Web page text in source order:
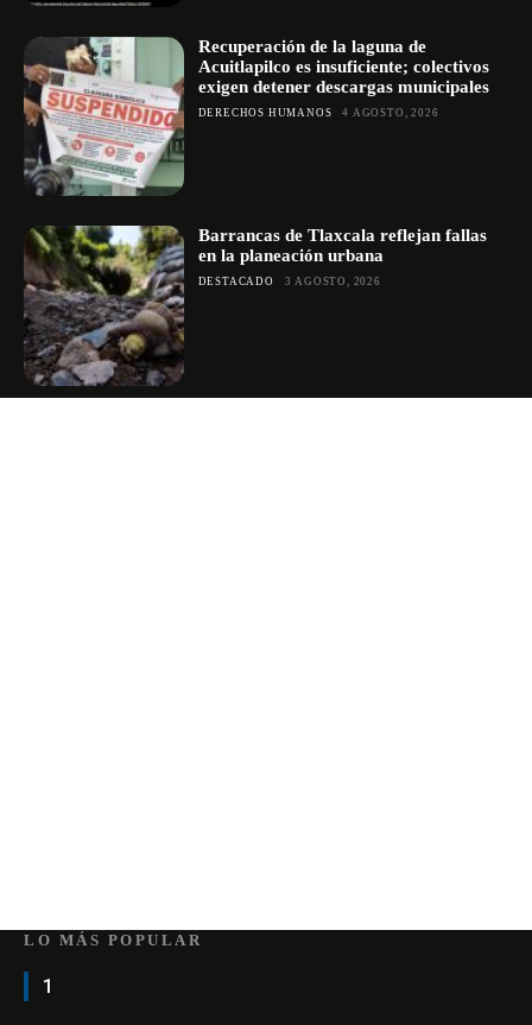
Recuperación de la laguna de
Acuitlapilco es insuficiente; colectivos
exigen detener descargas municipales
DERECHOS HUMANOS 4 AGOSTO, 2026
Barrancas de Tlaxcala reflejan fallas
en la planeación urbana
DESTACADO 3 AGOSTO, 2026
LO MÁS POPULAR
1